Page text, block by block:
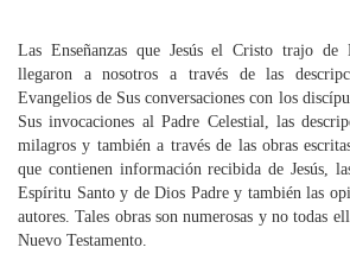
Las Enseñanzas que Jesús el Cristo trajo
llegaron a nosotros a través de las
Evangelios de Sus conversaciones con los
Sus invocaciones al Padre Celestial, las
milagros y también a través de las obras
que contienen información recibida de Jesús,
Espíritu Santo y de Dios Padre y también las
autores. Tales obras son numerosas y no todas
Nuevo Testamento.